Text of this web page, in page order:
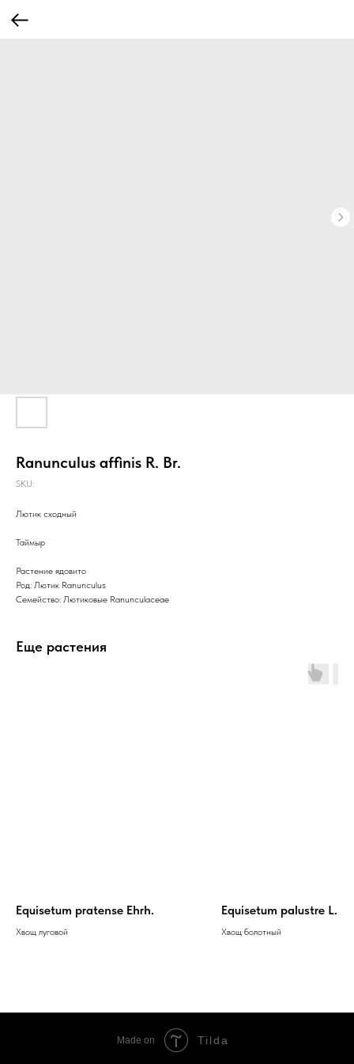
Ranunculus affinis R. Br.
SKU:
Лютик сходный
Таймыр
Растение ядовито
Род: Лютик Ranunculus
Семейство: Лютиковые Ranunculaceae
Еще растения
Equisetum pratense Ehrh.
Хвощ луговой
Equisetum palustre L.
Хвощ болотный
Made on Tilda